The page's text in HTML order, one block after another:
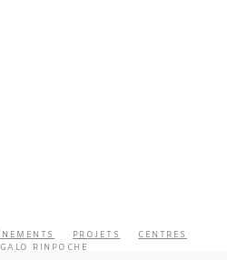
PROJETS
CENTRES
RINPOCHE